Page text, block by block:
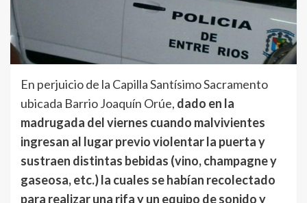
En perjuicio de la Capilla Santísimo Sacramento
ubicada Barrio Joaquín Orúe, dado en la
madrugada del viernes cuando malvivientes
ingresan al lugar previo violentar la puerta y
sustraen distintas bebidas (vino, champagne y
gaseosa, etc.) la cuales se habían recolectado
para realizar una rifa y un equipo de sonido y